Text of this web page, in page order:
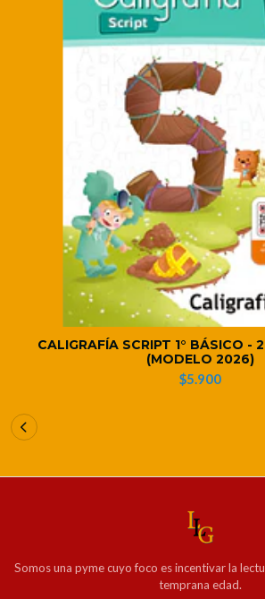
CALIGRAFÍA SCRIPT 1° BÁSICO -
(MODELO 2026)
$5.900
Somos una pyme cuyo foco es incentivar la
temprana edad.